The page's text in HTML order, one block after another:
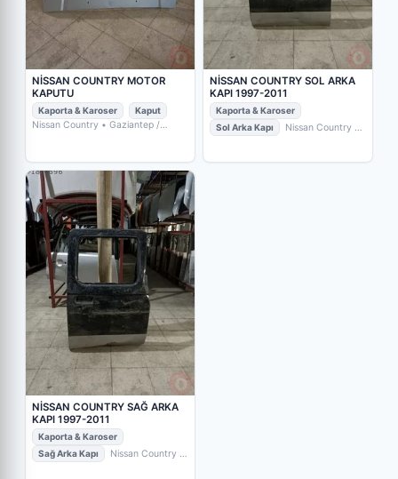
NİSSAN COUNTRY MOTOR
KAPUTU
Kaporta & Karoser Kaput
Nissan Country • Gaziantep /
NİSSAN COUNTRY SOL ARKA
KAPI 1997-2011
Kaporta & Karoser
Sol Arka Kapı
Nissan Country
NİSSAN COUNTRY SAĞ ARKA
KAPI 1997-2011
Kaporta & Karoser
Sağ Arka Kapı
Nissan Country •